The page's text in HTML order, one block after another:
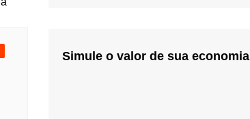
Simule o valor de sua economia